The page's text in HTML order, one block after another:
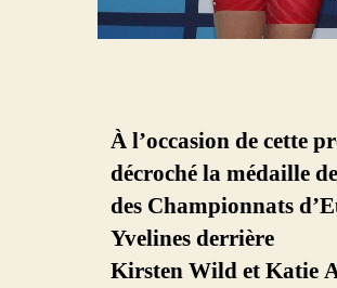
À l’occasion de cette
décroché la médaille
des Championnats
Yvelines derrière
Kirsten Wild et Katie